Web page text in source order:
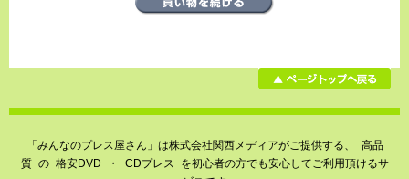
「みんなのプレス屋さん」は株式会社関西メディアがご提供する、
高品
質 の 格安DVD ・ CDプレス
を初心者の方でも安心してご利用頂けるサ